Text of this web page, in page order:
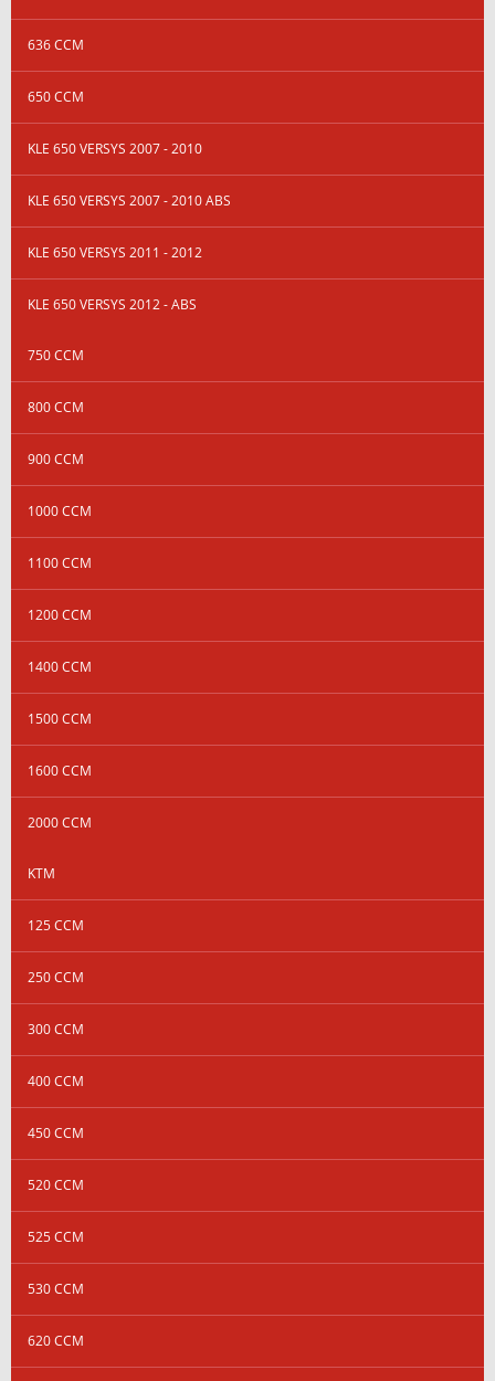
636 CCM
650 CCM
KLE 650 VERSYS 2007 - 2010
KLE 650 VERSYS 2007 - 2010 ABS
KLE 650 VERSYS 2011 - 2012
KLE 650 VERSYS 2012 - ABS
750 CCM
800 CCM
900 CCM
1000 CCM
1100 CCM
1200 CCM
1400 CCM
1500 CCM
1600 CCM
2000 CCM
KTM
125 CCM
250 CCM
300 CCM
400 CCM
450 CCM
520 CCM
525 CCM
530 CCM
620 CCM